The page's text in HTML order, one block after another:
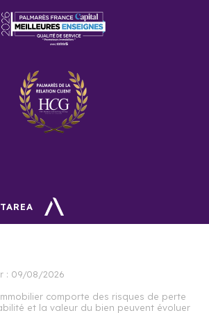
: 09/08/2026
comporte des risques de perte
et la valeur du bien peuvent évoluer